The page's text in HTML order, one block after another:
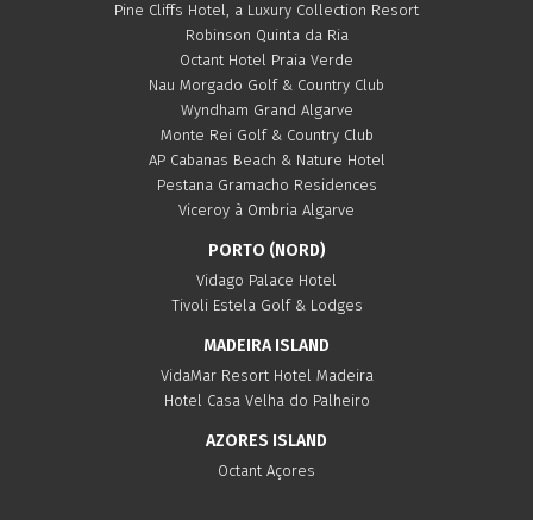
Pine Cliffs Hotel, a Luxury Collection Resort
Robinson Quinta da Ria
Octant Hotel Praia Verde
Nau Morgado Golf & Country Club
Wyndham Grand Algarve
Monte Rei Golf & Country Club
AP Cabanas Beach & Nature Hotel
Pestana Gramacho Residences
Viceroy à Ombria Algarve
PORTO (NORD)
Vidago Palace Hotel
Tivoli Estela Golf & Lodges
MADEIRA ISLAND
VidaMar Resort Hotel Madeira
Hotel Casa Velha do Palheiro
AZORES ISLAND
Octant Açores